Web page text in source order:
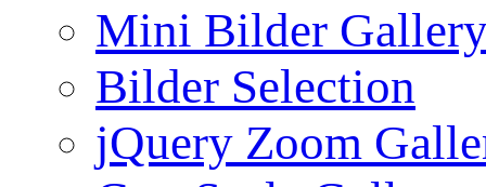
Mini Bilder
Bilder Selection
jQuery Zoom